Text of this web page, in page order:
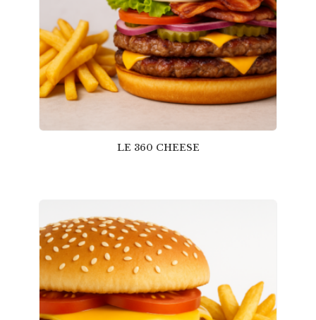
LE 360 CHEESE